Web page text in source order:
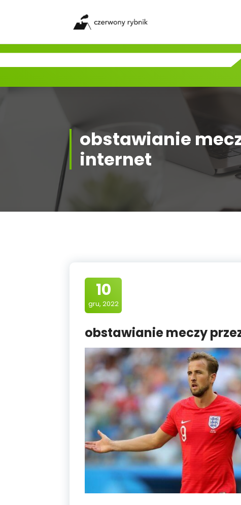
obstawianie
internet
10
gru, 2022
obstawianie meczy